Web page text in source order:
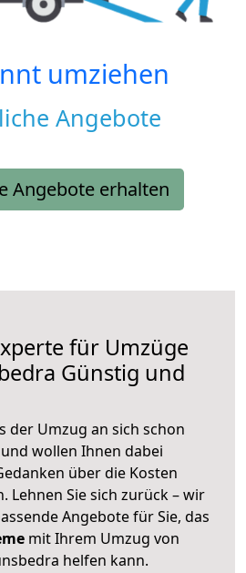
umziehen
Angebote
Angebote erhalten
für Umzüge
Günstig und
der Umzug an sich schon
wollen Ihnen dabei
über die Kosten
Lehnen Sie sich zurück – wir
Angebote für Sie, das
mit Ihrem Umzug von
helfen kann.